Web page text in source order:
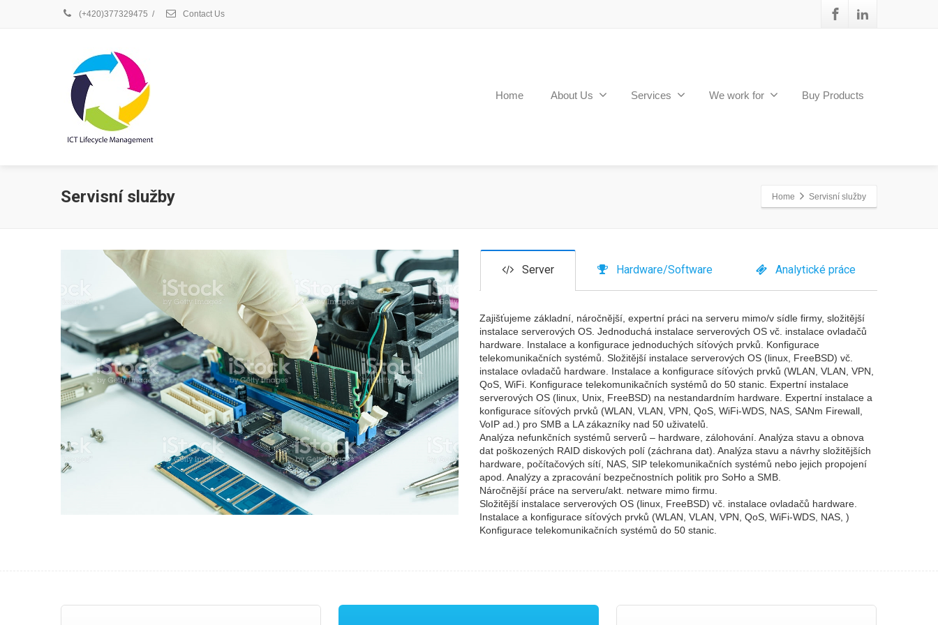
(+420)377329475 / Contact Us
Home About Us Services We work for Buy Products
Servisní služby Home Servisní služby
Server Hardware/Software Analytické práce
Zajišťujeme základní, náročnější, expertní práci na serveru mimo/v sídle firmy, složitější
instalace serverových OS. Jednoduchá instalace serverových OS vč. instalace ovladačů
hardware. Instalace a konfigurace jednoduchých síťových prvků. Konfigurace
telekomunikačních systémů. Složitější instalace serverových OS (linux, FreeBSD) vč.
instalace ovladačů hardware. Instalace a konfigurace síťových prvků (WLAN, VLAN, VPN,
QoS, WiFi. Konfigurace telekomunikačních systémů do 50 stanic. Expertní instalace
serverových OS (linux, Unix, FreeBSD) na nestandardním hardware. Expertní instalace a
konfigurace síťových prvků (WLAN, VLAN, VPN, QoS, WiFi-WDS, NAS, SANm Firewall,
VoIP ad.) pro SMB a LA zákazníky nad 50 uživatelů.
Analýza nefunkčních systémů serverů – hardware, zálohování. Analýza stavu a obnova
dat poškozených RAID diskových polí (záchrana dat). Analýza stavu a návrhy složitějších
hardware, počítačových sítí, NAS, SIP telekomunikačních systémů nebo jejich propojení
apod. Analýzy a zpracování bezpečnostních politik pro SoHo a SMB.
Náročnější práce na serveru/akt. netware mimo firmu.
Složitější instalace serverových OS (linux, FreeBSD) vč. instalace ovladačů hardware.
Instalace a konfigurace síťových prvků (WLAN, VLAN, VPN, QoS, WiFi-WDS, NAS, )
Konfigurace telekomunikačních systémů do 50 stanic.